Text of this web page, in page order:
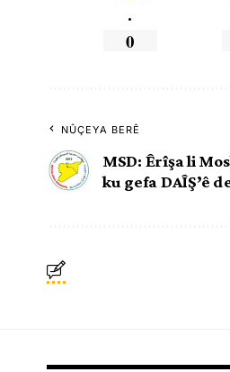
.
0
NÛÇEYA BERÊ
MSD: Êrîşa li
ku gefa DAÎŞ’ê